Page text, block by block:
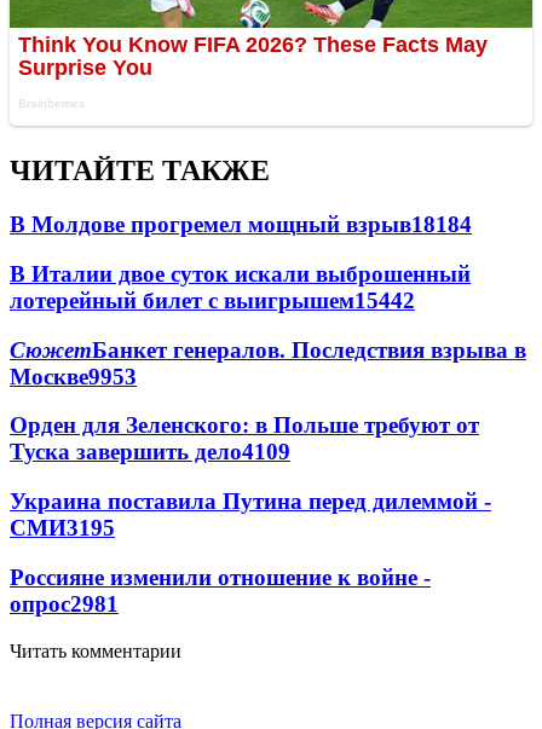
ЧИТАЙТЕ ТАКЖЕ
В Молдове прогремел мощный взрыв18184
В Италии двое суток искали выброшенный
лотерейный билет с выигрышем15442
СюжетБанкет генералов. Последствия взрыва в
Москве9953
Орден для Зеленского: в Польше требуют от
Туска завершить дело4109
Украина поставила Путина перед дилеммой -
СМИ3195
Россияне изменили отношение к войне -
опрос2981
Читать комментарии
Полная версия сайта